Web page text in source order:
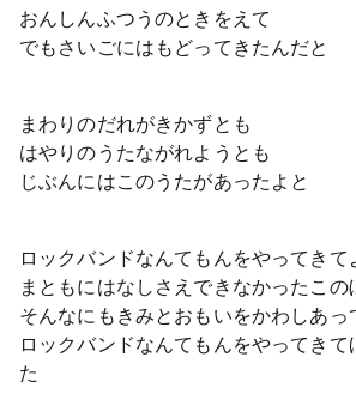
おんしんふつうのときをえて
でもさいごにはもどってきたんだと
まわりのだれがきかずとも
はやりのうたながれようとも
じぶんにはこのうたがあったよと
ロックバンドなんてもんをやってきて
まともにはなしさえできなかったこの
そんなにもきみとおもいをかわしあっ
ロックバンドなんてもんをやってきて
た